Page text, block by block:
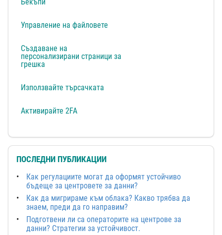
Бекъпи
Управление на файловете
Създаване на
персонализирани страници за
грешка
Използвайте търсачката
Активирайте 2FA
ПОСЛЕДНИ ПУБЛИКАЦИИ
Как регулациите могат да оформят устойчиво
бъдеще за центровете за данни?
Как да мигрираме към облака? Какво трябва да
знаем, преди да го направим?
Подготвени ли са операторите на центрове за
данни? Стратегии за устойчивост.